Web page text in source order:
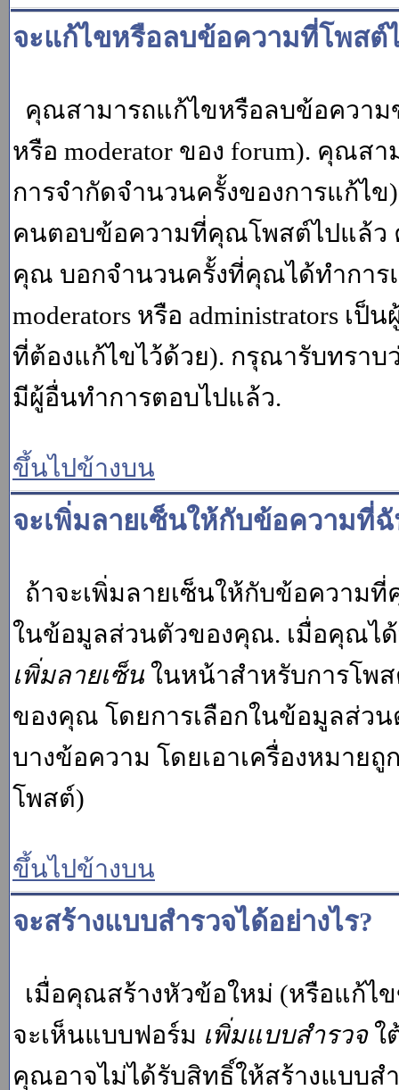
จะแก้ไขหรือลบข้อความที่โพสต์
คุณสามารถแก้ไขหรือลบข้อความ
หรือ moderator ของ forum). คุณส
การจำกัดจำนวนครั้งของการแก้ไ
คนตอบข้อความที่คุณโพสต์ไปแล้ว
คุณ บอกจำนวนครั้งที่คุณได้ทำการ
moderators หรือ administrators เ
ที่ต้องแก้ไขไว้ด้วย). กรุณารับทรา
มีผู้อื่นทำการตอบไปแล้ว.
ขึ้นไปข้างบน
จะเพิ่มลายเซ็นให้กับข้อความที่
ถ้าจะเพิ่มลายเซ็นให้กับข้อความ
ในข้อมูลส่วนตัวของคุณ. เมื่อคุณไ
เพิ่มลายเซ็น ในหน้าสำหรับการโพ
ของคุณ โดยการเลือกในข้อมูลส่ว
บางข้อความ โดยเอาเครื่องหมาย
โพสต์)
ขึ้นไปข้างบน
จะสร้างแบบสำรวจได้อย่างไร?
เมื่อคุณสร้างหัวข้อใหม่ (หรือแก้
จะเห็นแบบฟอร์ม เพิ่มแบบสำรวจใ
คุณอาจไม่ได้รับสิทธิ์ให้สร้างแบบส